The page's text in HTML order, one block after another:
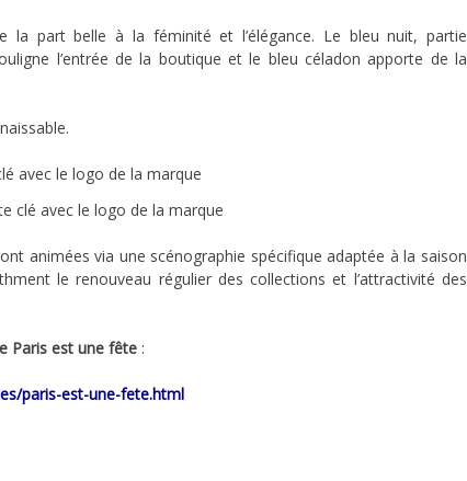
la part belle à la féminité et l’élégance. Le bleu nuit, partie
l’entrée de la boutique et le bleu céladon apporte de la
clé avec le logo de la marque
animées via une scénographie spécifique adaptée à la saison
le renouveau régulier des collections et l’attractivité des
Paris est une fête :
paris-est-une-fete.html